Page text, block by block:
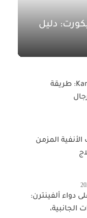
دليل
Kamagra 100mg: طريقة
المزمن
دواء ألفينترن:
الجانبية،